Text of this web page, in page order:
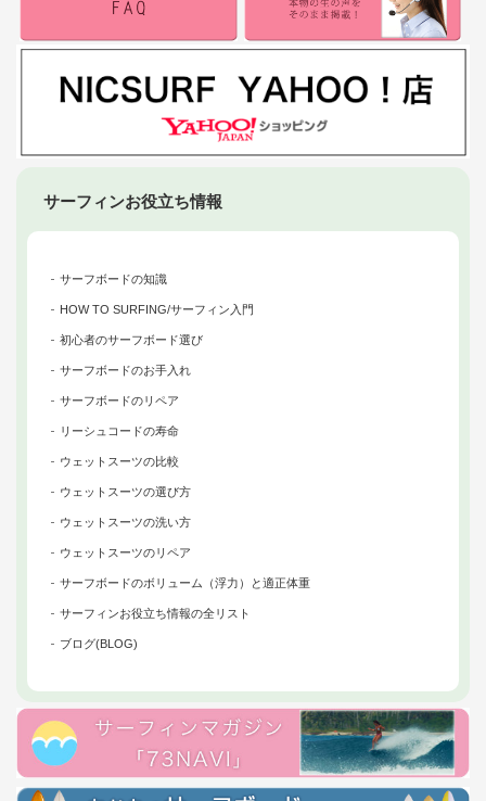
サーフィンお役立ち情報
サーフボードの知識
HOW TO SURFING/サーフィン入門
初心者のサーフボード選び
サーフボードのお手入れ
サーフボードのリペア
リーシュコードの寿命
ウェットスーツの比較
ウェットスーツの選び方
ウェットスーツの洗い方
ウェットスーツのリペア
サーフボードのボリューム（浮力）と適正体重
サーフィンお役立ち情報の全リスト
ブログ(BLOG)